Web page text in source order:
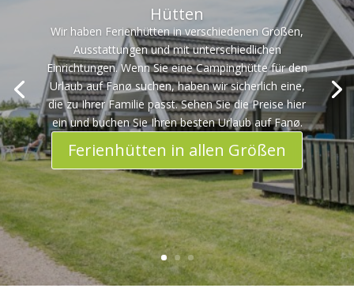
Hütten
Wir haben Ferienhütten in verschiedenen Größen,
Ausstattungen und mit unterschiedlichen
Einrichtungen. Wenn Sie eine Campinghütte für den
Urlaub auf Fanø suchen, haben wir sicherlich eine,
die zu Ihrer Familie passt. Sehen Sie die Preise hier
ein und buchen Sie Ihren besten Urlaub auf Fanø.
Ferienhütten in allen Größen